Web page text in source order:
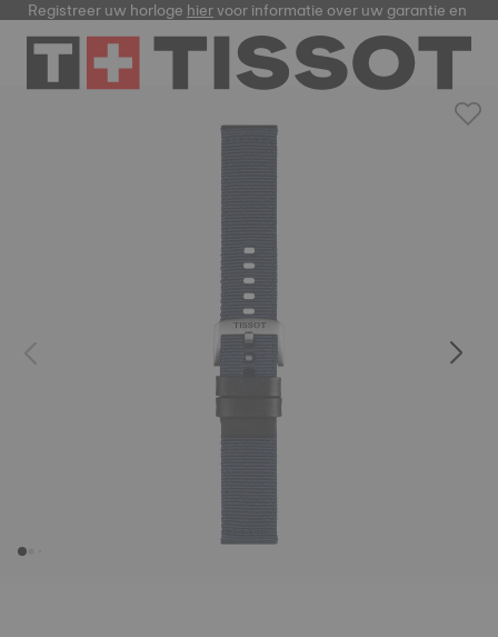
Registreer uw horlogehiervoor informatie over uw garantie en